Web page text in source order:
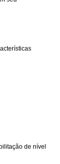
de nível